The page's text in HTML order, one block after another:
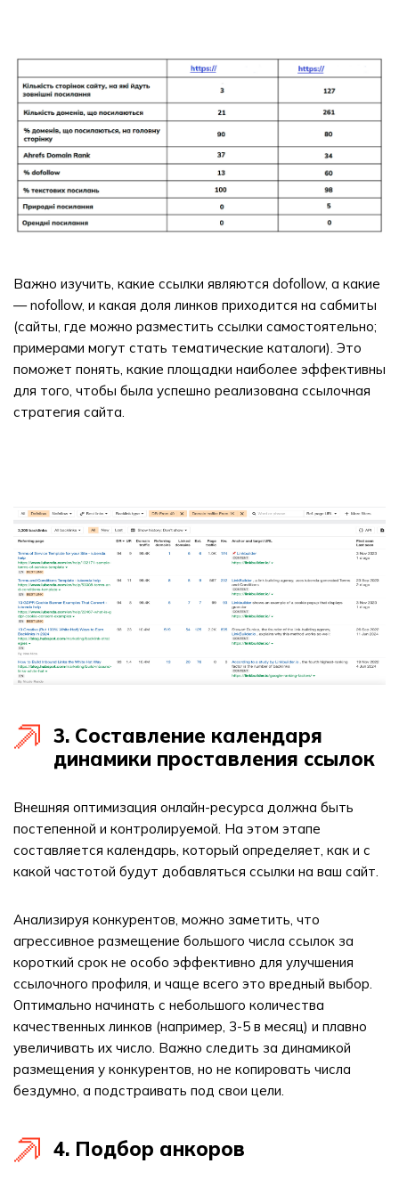
Важно изучить, какие ссылки являются dofollow, а какие
— nofollow, и какая доля линков приходится на сабмиты
(сайты, где можно разместить ссылки самостоятельно;
примерами могут стать тематические каталоги). Это
поможет понять, какие площадки наиболее эффективны
для того, чтобы была успешно реализована ссылочная
стратегия сайта.
3. Составление календаря
динамики проставления ссылок
Внешняя оптимизация онлайн-ресурса должна быть
постепенной и контролируемой. На этом этапе
составляется календарь, который определяет, как и с
какой частотой будут добавляться ссылки на ваш сайт.
Анализируя конкурентов, можно заметить, что
агрессивное размещение большого числа ссылок за
короткий срок не особо эффективно для улучшения
ссылочного профиля, и чаще всего это вредный выбор.
Оптимально начинать с небольшого количества
качественных линков (например, 3-5 в месяц) и плавно
увеличивать их число. Важно следить за динамикой
размещения у конкурентов, но не копировать числа
бездумно, а подстраивать под свои цели.
4. Подбор анкоров